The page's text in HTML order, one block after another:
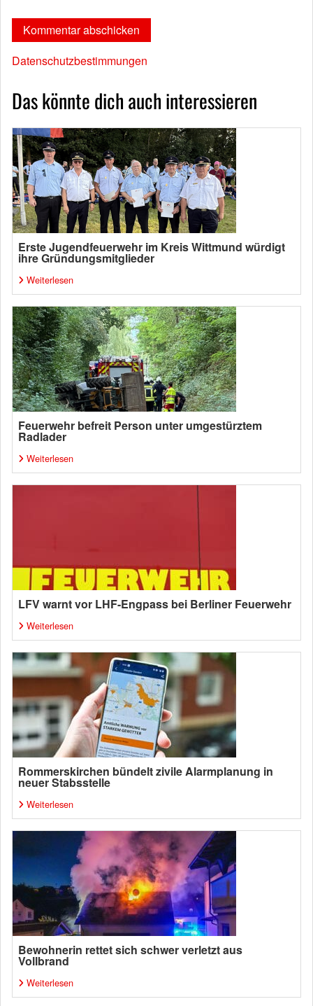
Datenschutzbestimmungen
Das könnte dich auch interessieren
Erste Jugendfeuerwehr im Kreis Wittmund würdigt
ihre Gründungsmitglieder
Weiterlesen
Feuerwehr befreit Person unter umgestürztem
Radlader
Weiterlesen
LFV warnt vor LHF-Engpass bei Berliner Feuerwehr
Weiterlesen
Rommerskirchen bündelt zivile Alarmplanung in
neuer Stabsstelle
Weiterlesen
Bewohnerin rettet sich schwer verletzt aus
Vollbrand
Weiterlesen